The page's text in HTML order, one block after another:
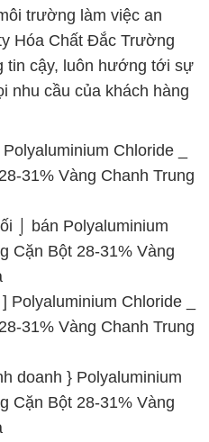
trường làm việc an
Hóa Chất Đắc Trường
tin cậy, luôn hướng tới sự
nhu cầu của khách hàng
Chloride _
31% Vàng Chanh Trung
⌡ bán Polyaluminium
Cặn Bột 28-31% Vàng
Chloride _
31% Vàng Chanh Trung
doanh } Polyaluminium
Cặn Bột 28-31% Vàng